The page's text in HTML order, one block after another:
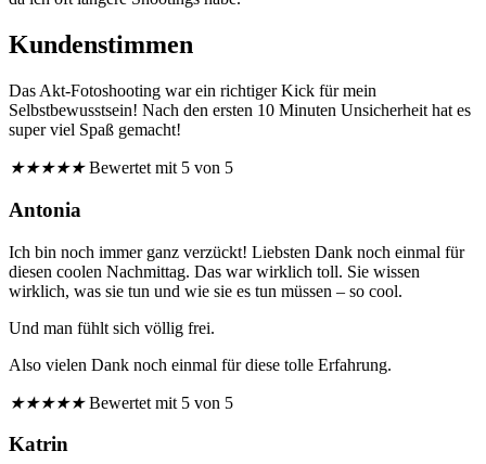
Kundenstimmen
Das Akt-Fotoshooting war ein richtiger Kick für mein
Selbstbewusstsein! Nach den ersten 10 Minuten Unsicherheit hat es
super viel Spaß gemacht!
★★★★★ Bewertet mit 5 von 5
Antonia
Ich bin noch immer ganz verzückt! Liebsten Dank noch einmal für
diesen coolen Nachmittag. Das war wirklich toll. Sie wissen
wirklich, was sie tun und wie sie es tun müssen – so cool.
Und man fühlt sich völlig frei.
Also vielen Dank noch einmal für diese tolle Erfahrung.
★★★★★ Bewertet mit 5 von 5
Katrin